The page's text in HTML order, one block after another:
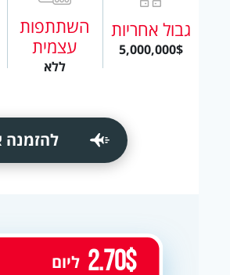
גבול אחריות
5,000,000$
השתתפות
עצמית
ללא
להזמנה
2.70$ ליום